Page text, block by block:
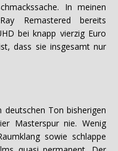
In meinen
Remastered bereits
bei knapp vierzig Euro
dass sie insgesamt nur
Ton bisherigen
Masterspur nie. Wenig
sowie schlappe